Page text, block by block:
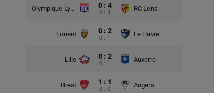
Olympique Lyon 0 : 4
0 : 3
RC Lens
Lorient 0 : 2
0 : 1
Le Havre
Lille 0 : 2
0 : 1
Auxerre
Brest 1 : 1
0 : 0
Angers